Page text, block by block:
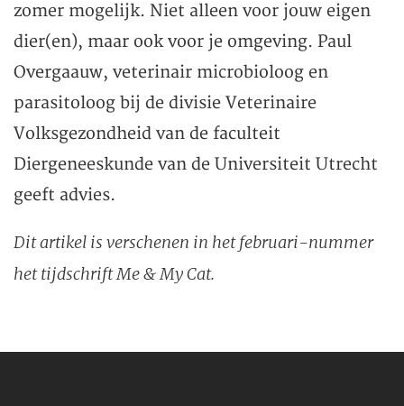
zomer mogelijk. Niet alleen voor jouw eigen
dier(en), maar ook voor je omgeving. Paul
Overgaauw, veterinair microbioloog en
parasitoloog bij de divisie Veterinaire
Volksgezondheid van de faculteit
Diergeneeskunde van de Universiteit Utrecht
geeft advies.
Dit artikel is verschenen in het februari-nummer
het tijdschrift Me & My Cat.